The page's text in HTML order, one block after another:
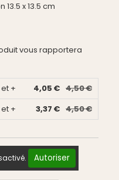
x 13.5 cm
vous rapportera
+ 4,05 € 4,50 €
+
3,37 € 4,50 €
Autoriser